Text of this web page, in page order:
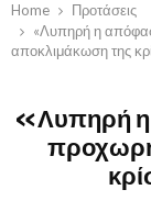
Home
Προτάσεις
«Λυπηρή η
αποκλιμάκωση της
«Λυπηρή η